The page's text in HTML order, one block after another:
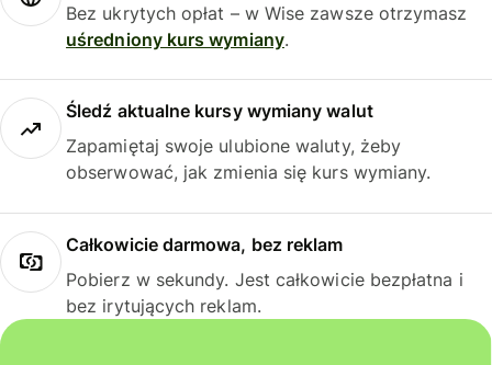
Bez ukrytych opłat – w Wise zawsze otrzymasz
uśredniony kurs wymiany.
Śledź aktualne kursy wymiany walut
Zapamiętaj swoje ulubione waluty, żeby
obserwować, jak zmienia się kurs wymiany.
Całkowicie darmowa, bez reklam
Pobierz w sekundy. Jest całkowicie bezpłatna i
bez irytujących reklam.